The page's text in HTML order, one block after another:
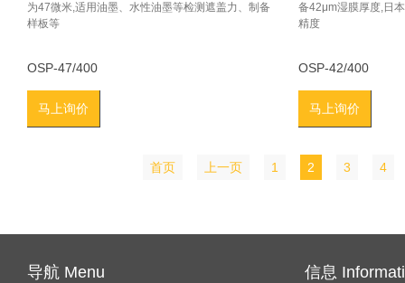
为47微米,适用油墨、水性油墨等检测遮盖力、制备
样板等
OSP-47/400
马上询价
备42μm湿膜厚度,日
精度
OSP-42/400
马上询价
首页 上一页 1 2 3 4
导航 Menu 信息